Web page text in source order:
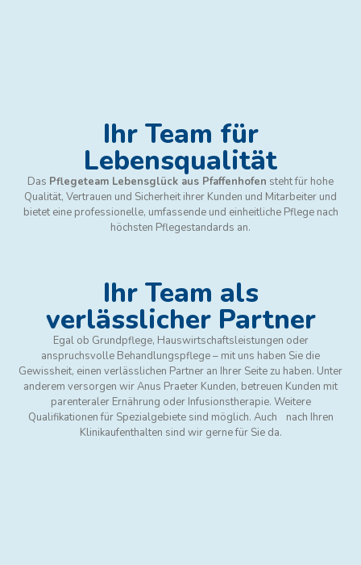
Ihr Team für
Lebensqualität
Das Pflegeteam Lebensglück aus Pfaffenhofen steht für hohe
Qualität, Vertrauen und Sicherheit ihrer Kunden und Mitarbeiter und
bietet eine professionelle, umfassende und einheitliche Pflege nach
höchsten Pflegestandards an.
Ihr Team als
verlässlicher Partner
Egal ob Grundpflege, Hauswirtschaftsleistungen oder
anspruchsvolle Behandlungspflege – mit uns haben Sie die
Gewissheit, einen verlässlichen Partner an Ihrer Seite zu haben. Unter
anderem versorgen wir Anus Praeter Kunden, betreuen Kunden mit
parenteraler Ernährung oder Infusionstherapie. Weitere
Qualifikationen für Spezialgebiete sind möglich. Auch nach Ihren
Klinikaufenthalten sind wir gerne für Sie da.